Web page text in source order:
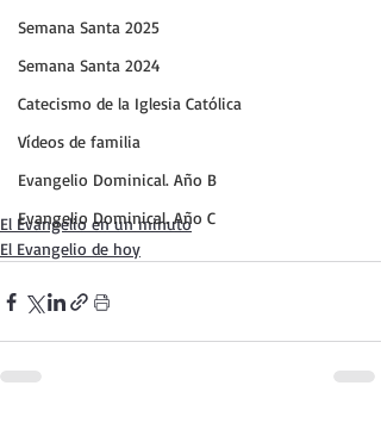
Semana Santa 2025
Semana Santa 2024
Catecismo de la Iglesia Católica
Vídeos de familia
Evangelio Dominical. Año B
Evangelio Dominical. Año C
El Evangelio en un minuto
El Evangelio de hoy